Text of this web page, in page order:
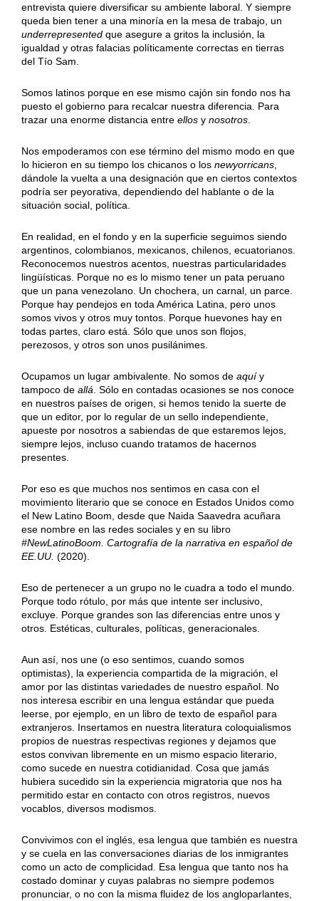
entrevista quiere diversificar su ambiente laboral. Y siempre
queda bien tener a una minoría en la mesa de trabajo, un
underrepresentedque asegure a gritos la inclusión, la
igualdad y otras falacias políticamente correctas en tierras
del Tío Sam.
Somos latinos porque en ese mismo cajón sin fondo nos ha
puesto el gobierno para recalcar nuestra diferencia. Para
trazar una enorme distancia entre ellosy nosotros.
Nos empoderamos con ese término del mismo modo en que
lo hicieron en su tiempo los chicanos o los newyorricans,
dándole la vuelta a una designación que en ciertos contextos
podría ser peyorativa, dependiendo del hablante o de la
situación social, política.
En realidad, en el fondo y en la superficie seguimos siendo
argentinos, colombianos, mexicanos, chilenos, ecuatorianos.
Reconocemos nuestros acentos, nuestras particularidades
lingüísticas. Porque no es lo mismo tener un pata peruano
que un pana venezolano. Un chochera, un carnal, un parce.
Porque hay pendejos en toda América Latina, pero unos
somos vivos y otros muy tontos. Porque huevones hay en
todas partes, claro está. Sólo que unos son flojos,
perezosos, y otros son unos pusilánimes.
Ocupamos un lugar ambivalente. No somos de aquíy
tampoco de allá . Sólo en contadas ocasiones se nos conoce
en nuestros países de origen, si hemos tenido la suerte de
que un editor, por lo regular de un sello independiente,
apueste por nosotros a sabiendas de que estaremos lejos,
siempre lejos, incluso cuando tratamos de hacernos
presentes.
Por eso es que muchos nos sentimos en casa con el
movimiento literario que se conoce en Estados Unidos como
el New Latino Boom, desde que Naida Saavedra acuñara
ese nombre en las redes sociales y en su libro
#NewLatinoBoom. Cartografía de la narrativa en español de
EE.UU. (2020).
Eso de pertenecer a un grupo no le cuadra a todo el mundo.
Porque todo rótulo, por más que intente ser inclusivo,
excluye. Porque grandes son las diferencias entre unos y
otros. Estéticas, culturales, políticas, generacionales.
Aun así, nos une (o eso sentimos, cuando somos
optimistas), la experiencia compartida de la migración, el
amor por las distintas variedades de nuestro español. No
nos interesa escribir en una lengua estándar que pueda
leerse, por ejemplo, en un libro de texto de español para
extranjeros. Insertamos en nuestra literatura coloquialismos
propios de nuestras respectivas regiones y dejamos que
estos convivan libremente en un mismo espacio literario,
como sucede en nuestra cotidianidad. Cosa que jamás
hubiera sucedido sin la experiencia migratoria que nos ha
permitido estar en contacto con otros registros, nuevos
vocablos, diversos modismos.
Convivimos con el inglés, esa lengua que también es nuestra
y se cuela en las conversaciones diarias de los inmigrantes
como un acto de complicidad. Esa lengua que tanto nos ha
costado dominar y cuyas palabras no siempre podemos
pronunciar, o no con la misma fluidez de los angloparlantes,